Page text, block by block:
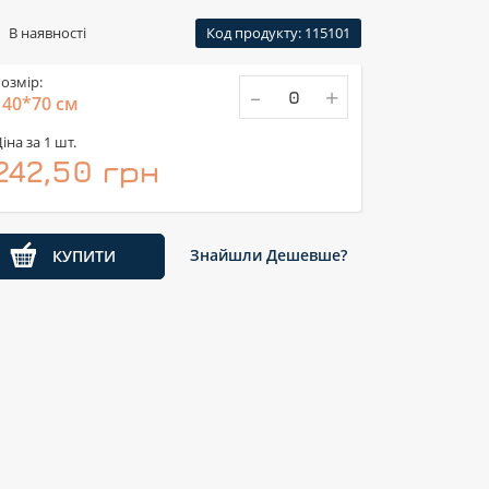
В наявності Код продукту: 115101
см
за 1 шт.
грн
- +
КУПИТИ Знайшли Дешевше?